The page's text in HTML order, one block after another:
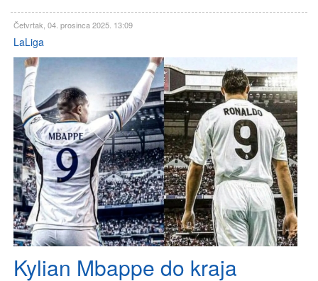
Četvrtak, 04. prosinca 2025. 13:09
LaLiga
Kylian Mbappe do kraja